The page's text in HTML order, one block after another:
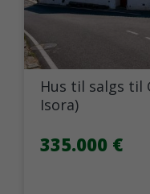
Hus til salgs til
Isora)
335.000 €